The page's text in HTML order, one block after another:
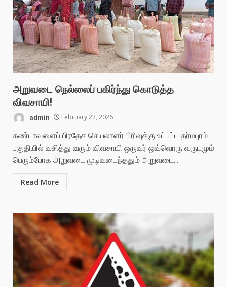
அறுவடை நெல்லைப் பகிர்ந்து கொடுத்த
விவசாயி!
admin February 22, 2026
கண்டாவளைப் பிரதேச செயலாளர் பிரிவுக்கு உட்பட்ட தர்மபுரம்
பகுதியில் வசித்து வரும் விவசாயி ஒருவர் ஒவ்வொரு வருடமும்
பெரும்போக அறுவடை முடிவடைந்ததும் அறுவடை...
Read More